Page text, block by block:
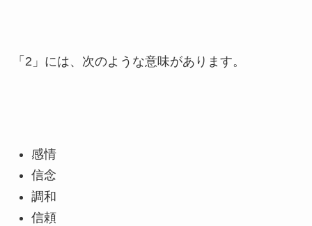
「2」には、次のような意味があります。
感情
信念
調和
信頼